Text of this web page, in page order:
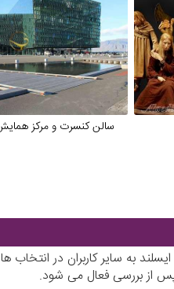
سالن کنسرت و مرکز
به سایر کاربران در
از بررسی فعال می شود.